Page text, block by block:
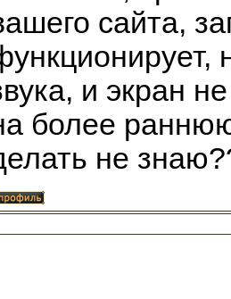
сайта,
и экран
более
не